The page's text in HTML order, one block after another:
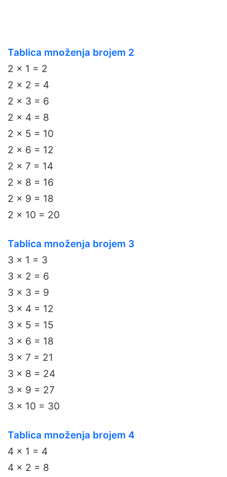
Tablica množenja brojem 2
2 x 1 = 2
2 x 2 = 4
2 x 3 = 6
2 x 4 = 8
2 x 5 = 10
2 x 6 = 12
2 x 7 = 14
2 x 8 = 16
2 x 9 = 18
2 x 10 = 20
Tablica množenja brojem 3
3 x 1 = 3
3 x 2 = 6
3 x 3 = 9
3 x 4 = 12
3 x 5 = 15
3 x 6 = 18
3 x 7 = 21
3 x 8 = 24
3 x 9 = 27
3 x 10 = 30
Tablica množenja brojem 4
4 x 1 = 4
4 x 2 = 8